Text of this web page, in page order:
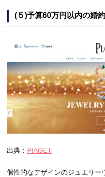
(５)予算60万円以内の婚
出典： PIAGET
個性的なデザインのジュエリ